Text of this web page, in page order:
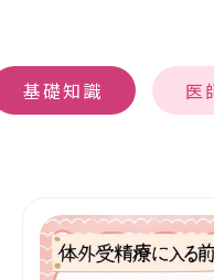
基礎知識 医